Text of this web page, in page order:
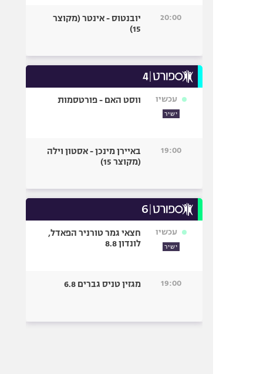
20:00
יובנטוס - אינטר (מקוצר
15)
עכשיו
ישיר
ווסט האם - פורטסמות
19:00
באיירן מינכן - אסטון וילה
(מקוצר 15)
עכשיו
ישיר
חצאי גמר טורניר הפאדל,
לונדון 8.8
19:00 מגזין טניס גברים 6.8